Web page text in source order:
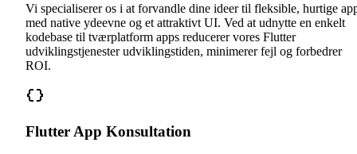
Vi specialiserer os i at forvandle dine ideer til fleksible, hurtige
med native ydeevne og et attraktivt UI. Ved at udnytte en enkelt
kodebase til tværplatform apps reducerer vores Flutter
udviklingstjenester udviklingstiden, minimerer fejl og forbedrer
ROI.
Flutter App Konsultation